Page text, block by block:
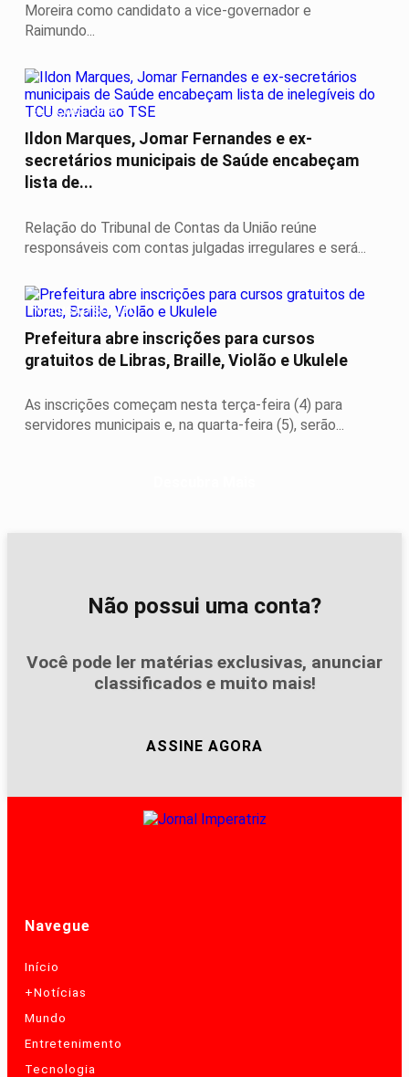
Moreira como candidato a vice-governador e
Raimundo...
ELEIÇÕES 2026
Ildon Marques, Jomar Fernandes e ex-
secretários municipais de Saúde encabeçam
lista de...
Relação do Tribunal de Contas da União reúne
responsáveis com contas julgadas irregulares e será...
INCLUSÃO SOCIAL
Prefeitura abre inscrições para cursos
gratuitos de Libras, Braille, Violão e Ukulele
As inscrições começam nesta terça-feira (4) para
servidores municipais e, na quarta-feira (5), serão...
Não possui uma conta?
Você pode ler matérias exclusivas, anunciar
classificados e muito mais!
ASSINE AGORA
Navegue
Início
+Notícias
Mundo
Entretenimento
Tecnologia